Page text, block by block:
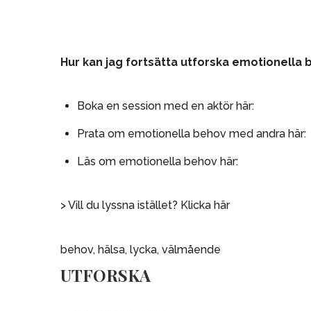
Hur kan jag fortsätta utforska emotionella
Boka en session med en aktörhär:
Prata om emotionella behov med andra här:
Läs om emotionella behov här:
> Vill du lyssna istället? Klicka här
behov,hälsa,lycka,välmående
UTFORSKA